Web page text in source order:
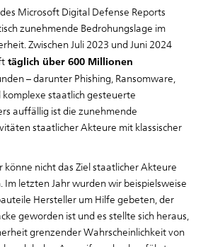
Microsoft Digital Defense Reports
zunehmende Bedrohungslage im
Zwischen Juli 2023 und Juni 2024
täglich über 600 Millionen
– darunter Phishing, Ransomware,
staatlich gesteuerte
auffällig ist die zunehmende
staatlicher Akteure mit klassischer
könne nicht das Ziel staatlicher Akteure
letzten Jahr wurden wir beispielsweise
Hersteller um Hilfe gebeten, der
geworden ist und es stellte sich heraus,
grenzender Wahrscheinlichkeit von